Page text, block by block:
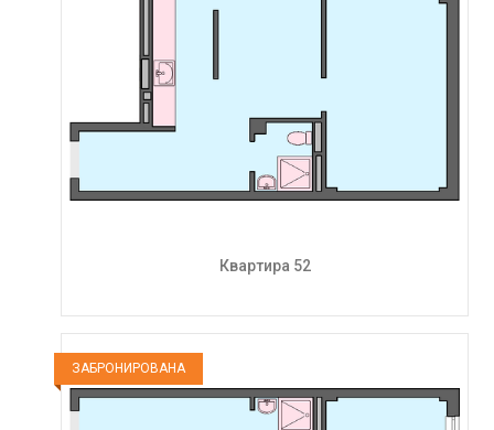
Квартира 52
ЗАБРОНИРОВАНА